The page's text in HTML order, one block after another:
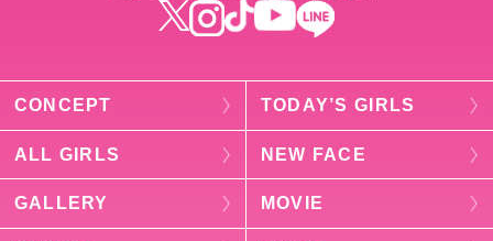
CONCEPT TODAY’S GIRLS
ALL GIRLS NEW FACE
GALLERY MOVIE